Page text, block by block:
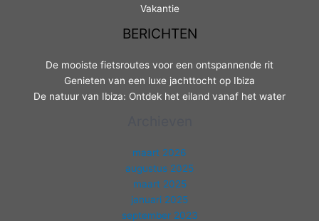
Vakantie
BERICHTEN
De mooiste fietsroutes voor een ontspannende rit
Genieten van een luxe jachttocht op Ibiza
De natuur van Ibiza: Ontdek het eiland vanaf het water
maart 2026
augustus 2025
maart 2025
januari 2025
september 2023